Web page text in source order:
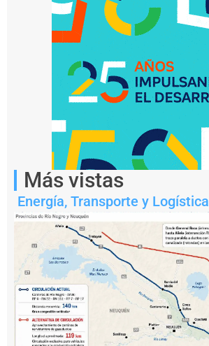
Notas
relacionadas
e
s
e
g
a
A
Más vistas
Energía, Transporte y Logística